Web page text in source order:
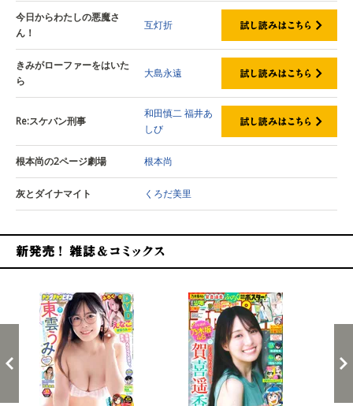
今日からわたしの悪魔さ
ん！
互灯折
きみがローファーをはいた
ら
大島永遠
Re:スケバン刑事
和田慎二福井あ
しび
根本尚の2ページ劇場 根本尚
灰とダイナマイト くろだ美里